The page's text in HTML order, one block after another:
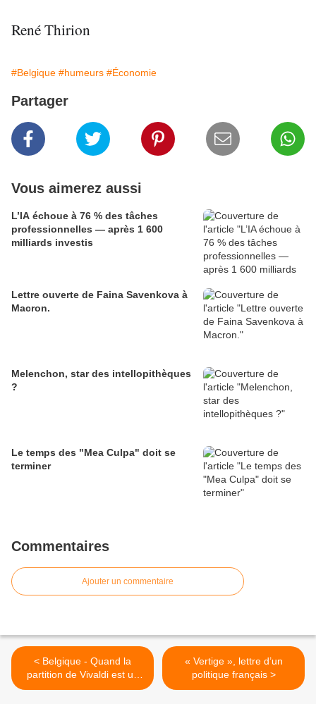
René Thirion
#Belgique #humeurs #Économie
Partager
Vous aimerez aussi
L’IA échoue à 76 % des tâches
professionnelles — après 1 600
milliards investis
Lettre ouverte de Faina Savenkova à
Macron.
Melenchon, star des intellopithèques
?
Le temps des "Mea Culpa" doit se
terminer
Commentaires
Ajouter un commentaire
< Belgique - Quand la
partition de Vivaldi est un
hymne guerrier
« Vertige », lettre d’un
politique français >